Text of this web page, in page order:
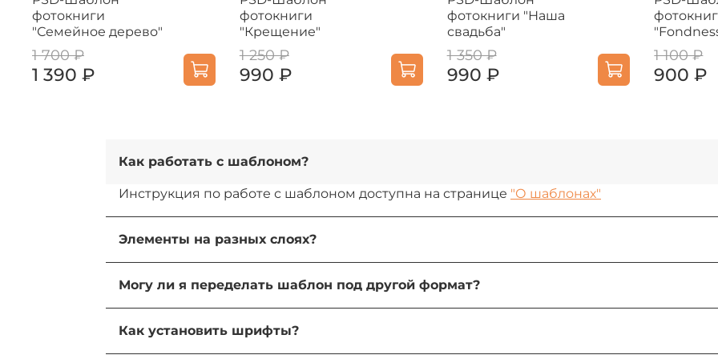
фотокниги
"Семейное дерево"
1 700 ₽
1 390 ₽
фотокниги
"Крещение"
1 250 ₽
990 ₽
фотокниги "Наша
свадьба"
1 350 ₽
990 ₽
1 100 ₽
900 ₽
Как работать с шаблоном?
Инструкция по работе с шаблоном доступна на странице "О шаблонах"
Элементы на разных слоях?
Могу ли я переделать шаблон под другой формат?
Как установить шрифты?